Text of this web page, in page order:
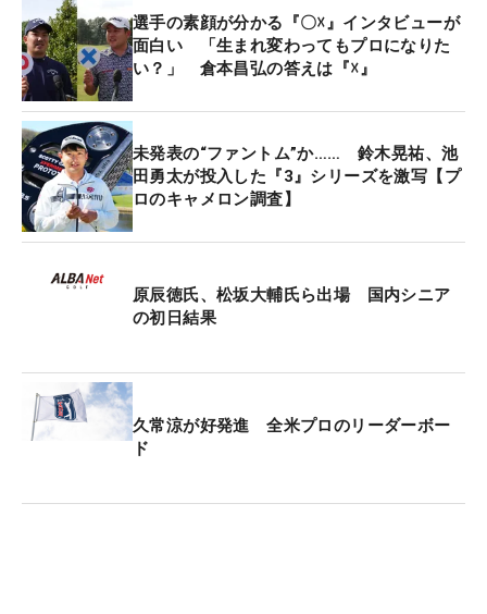
予選通過ラインまで1打に迫って折り返した1番に落
とし穴があった。ティショットを左に大きく曲げる
と、白杭を越えてOB。このホールでトリプルボギ
ー。続く2番パー5でもダブルボギーとして力尽き
た。
「1日疲れました。18番から1番に行ったので、足が
動かなくて。1番は刻むだけだしと思ったんだけ
負荷をかけた。ティショットは下半身が止まり左に
曲がるミスを招いた。体が動かないことは「仕方な
たり前のことです」と汗をぬぐった。
今季限りでレギュラーツアー引退を明言しており、
選手の素顔が分かる『〇☓』インタビューが
面白い 「生まれ変わってもプロになりた
い？」 倉本昌弘の答えは『☓』
未発表の“ファントム”か…… 鈴木晃祐、池
田勇太が投入した『3』シリーズを激写【プ
ロのキャメロン調査】
原辰徳氏、松坂大輔氏ら出場 国内シニア
の初日結果
久常涼が好発進 全米プロのリーダーボー
ド